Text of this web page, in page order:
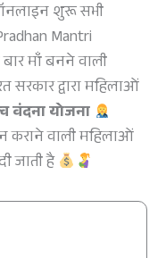
ऑनलाइन शुरू सभी
Mantri
माँ बनने वाली
सरकार द्वारा महिलाओं
वंदना योजना
कराने वाली महिलाओं
जाती है